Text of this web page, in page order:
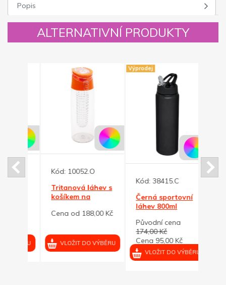
Popis
ALTERNATIVNÍ PRODUKTY
Kód:10052.O
Tritanová láhev s
košíkem na
víčko
Cena od 188,00 Kč
VLOŽIT DO VÝBĚRU
Výprodej
Kód:38415.C
Černá sportovní
láhev 800ml
Původní cena
174,00 Kč
Cena 95,00 Kč
VLOŽIT DO VÝBĚRU
Kód: